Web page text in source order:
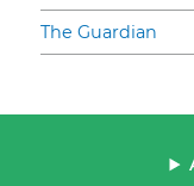
The Guardian